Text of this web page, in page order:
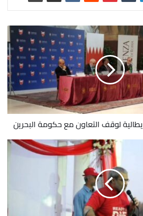
لوقف التعاون مع حكومة البحرين